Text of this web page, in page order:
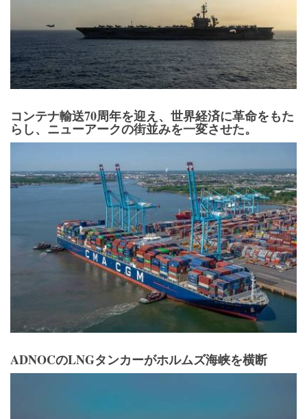
コンテナ輸送70周年を迎え、世界経済に革命をもた
らし、ニューアークの街並みを一変させた。
ADNOCのLNGタンカーがホルムズ海峡を横断